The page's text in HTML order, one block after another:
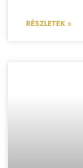
RÉSZLETEK »